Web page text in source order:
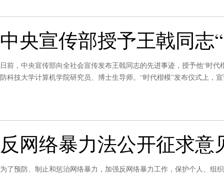
中央宣传部授予王戟同志
日前，中央宣传部向全社会宣传发布王戟同志的先进事迹，授予他“时
防科技大学计算机学院研究员、博士生导师。“时代楷模”发布仪式上，
反网络暴力法公开征求意
为了预防、制止和惩治网络暴力，加强反网络暴力工作，保护个人、